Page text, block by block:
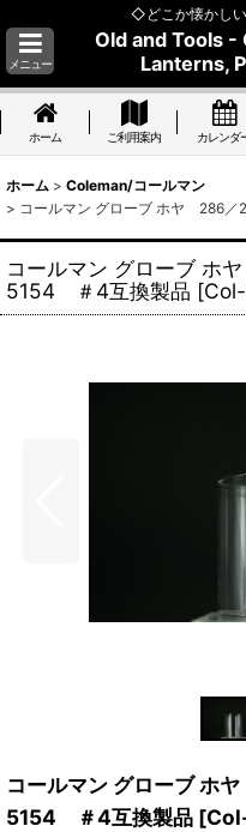
◇どこか懐かし
メニュー
Old and Tools -
Lanterns,
ホーム ご利用案内 カレンダ
ホーム > Coleman/コールマン
> コールマン グローブ ホヤ 286
コールマン グローブ
5154 ＃4互換製品 [
コールマン グローブ
5154 ＃4互換製品 [